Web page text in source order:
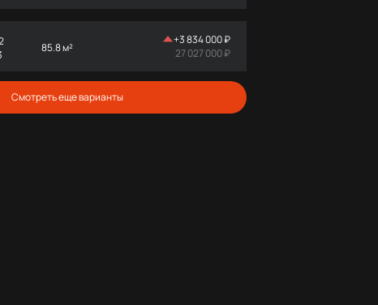
85.8 м²
+3 834 000 ₽
27 027 000 ₽
Смотреть еще варианты